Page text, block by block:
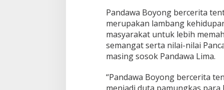
Pandawa Boyong bercerita
merupakan lambang
masyarakat untuk lebih
semangat serta nilai-nilai
masing sosok Pandawa Lima.
“Pandawa Boyong bercerita